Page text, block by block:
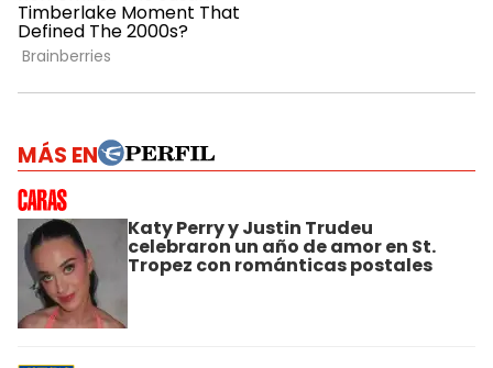
MÁS EN
Katy Perry y Justin Trudeu
celebraron un año de amor en St.
Tropez con románticas postales